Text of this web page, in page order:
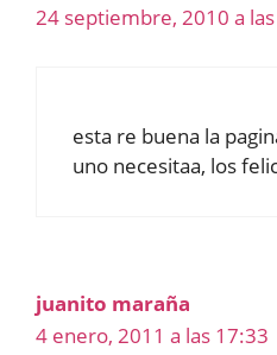
24 septiembre, 2010 a
esta re buena la
uno necesitaa, los
juanito maraña
4 enero, 2011 a las 17:33